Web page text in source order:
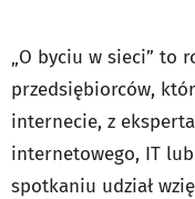
„O byciu w sieci” to
przedsiębiorców,
internecie, z
internetowego, IT
spotkaniu udział